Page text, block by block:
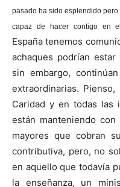
pasado ha sido esplendido
capaz de hacer contigo en
España tenemos
achaques podrían estar
sin embargo,
extraordinarias.
Caridad y en todas las
están manteniendo
mayores que cobran
contributiva, pero, no
en aquello que todavía
la enseñanza, un